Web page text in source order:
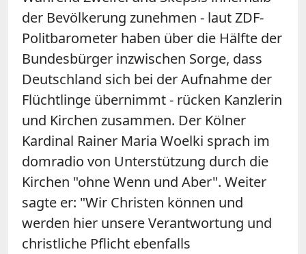
der Bevölkerung zunehmen - laut ZDF-
Politbarometer haben über die Hälfte der
Bundesbürger inzwischen Sorge, dass
Deutschland sich bei der Aufnahme der
Flüchtlinge übernimmt - rücken Kanzlerin
und Kirchen zusammen. Der Kölner
Kardinal Rainer Maria Woelki sprach im
domradio von Unterstützung durch die
Kirchen "ohne Wenn und Aber". Weiter
sagte er: "Wir Christen können und
werden hier unsere Verantwortung und
christliche Pflicht ebenfalls